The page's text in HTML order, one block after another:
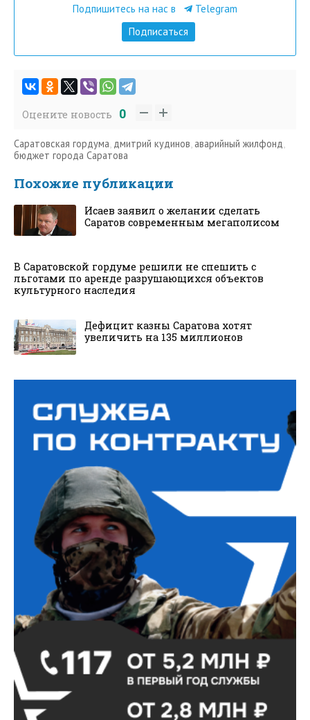
Подпишитесь на нас в
Telegram
Подписаться
Оцените новость 0
Саратовская гордума, дмитрий кудинов, аварийный жилфонд,
бюджет города Саратова
Похожие публикации
Исаев заявил о желании сделать
Саратов современным мегаполисом
В Саратовской гордуме решили не спешить с
льготами по аренде разрушающихся объектов
культурного наследия
Дефицит казны Саратова хотят
увеличить на 135 миллионов